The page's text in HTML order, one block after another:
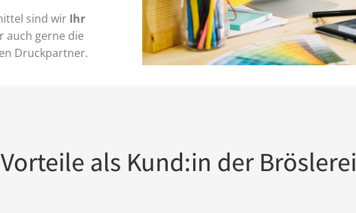
sind wir Ihr
auch gerne die
Druckpartner.
als Kund:in der Bröslerei